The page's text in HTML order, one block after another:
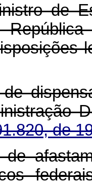
de
de
de
de